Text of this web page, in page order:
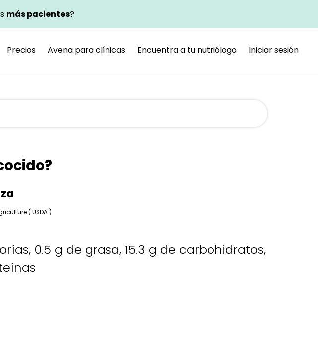
más pacientes?
Precios Avena para clínicas Encuentra a tu nutriólogo Iniciar sesión
( USDA )
0.5 g de grasa, 15.3 g de carbohidratos,